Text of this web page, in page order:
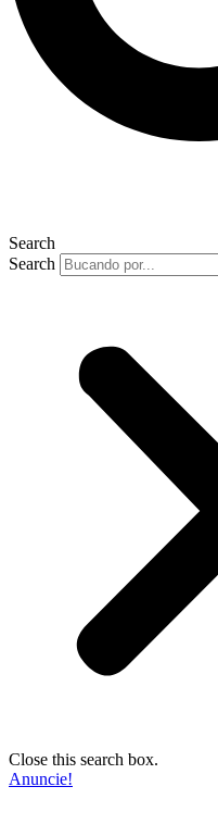
Search
Search
Close this search box.
Anuncie!